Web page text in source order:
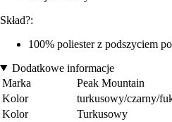
Skład?:
100% poliester z podszyciem
Dodatkowe informacje
Marka
Peak Mountain
Kolor
turkusowy/czarny/
Kolor
Turkusowy